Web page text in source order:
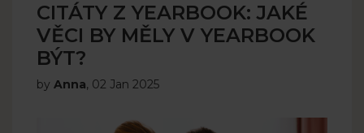
CITÁTY Z YEARBOOK: JAKÉ
VĚCI BY MĚLY V YEARBOOK
BÝT?
by Anna, 02 Jan 2025